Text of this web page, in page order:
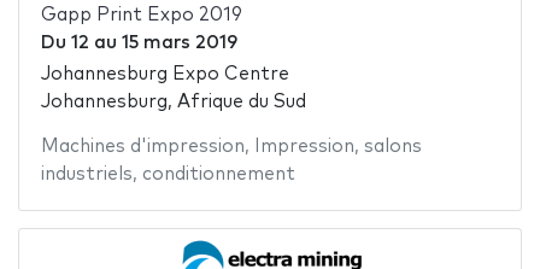
Gapp Print Expo 2019
Du 12 au 15 mars 2019
Johannesburg Expo Centre
Johannesburg, Afrique du Sud
Machines d'impression, Impression, salons
industriels, conditionnement